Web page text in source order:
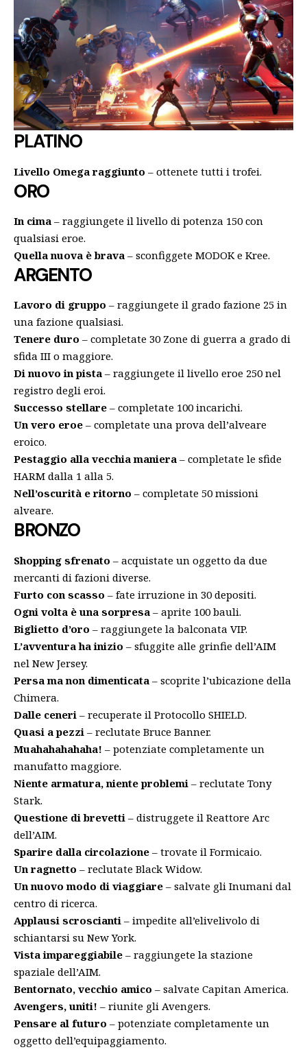
PLATINO
Livello Omega raggiunto – ottenete tutti i trofei.
ORO
In cima – raggiungete il livello di potenza 150 con
qualsiasi eroe.
Quella nuova è brava – sconfiggete MODOK e Kree.
ARGENTO
Lavoro di gruppo – raggiungete il grado fazione 25 in
una fazione qualsiasi.
Tenere duro – completate 30 Zone di guerra a grado di
sfida III o maggiore.
Di nuovo in pista – raggiungete il livello eroe 250 nel
registro degli eroi.
Successo stellare – completate 100 incarichi.
Un vero eroe – completate una prova dell’alveare
eroico.
Pestaggio alla vecchia maniera – completate le sfide
HARM dalla 1 alla 5.
Nell’oscurità e ritorno – completate 50 missioni
alveare.
BRONZO
Shopping sfrenato – acquistate un oggetto da due
mercanti di fazioni diverse.
Furto con scasso – fate irruzione in 30 depositi.
Ogni volta è una sorpresa – aprite 100 bauli.
Biglietto d’oro – raggiungete la balconata VIP.
L’avventura ha inizio – sfuggite alle grinfie dell’AIM
nel New Jersey.
Persa ma non dimenticata – scoprite l’ubicazione della
Chimera.
Dalle ceneri – recuperate il Protocollo SHIELD.
Quasi a pezzi – reclutate Bruce Banner.
Muahahahahaha! – potenziate completamente un
manufatto maggiore.
Niente armatura, niente problemi – reclutate Tony
Stark.
Questione di brevetti – distruggete il Reattore Arc
dell’AIM.
Sparire dalla circolazione – trovate il Formicaio.
Un ragnetto – reclutate Black Widow.
Un nuovo modo di viaggiare – salvate gli Inumani dal
centro di ricerca.
Applausi scroscianti – impedite all’elivelivolo di
schiantarsi su New York.
Vista impareggiabile – raggiungete la stazione
spaziale dell’AIM.
Bentornato, vecchio amico – salvate Capitan America.
Avengers, uniti! – riunite gli Avengers.
Pensare al futuro – potenziate completamente un
oggetto dell’equipaggiamento.